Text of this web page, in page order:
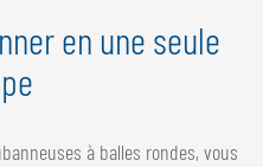
ESPAÑOL en une seule
à balles rondes, vous